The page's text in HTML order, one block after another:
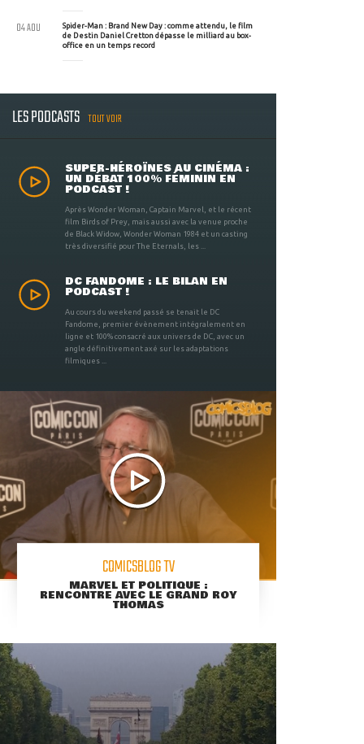
Spider-Man : Brand New Day : comme attendu, le film
de Destin Daniel Cretton dépasse le milliard au box-
office en un temps record
04 AOU
LES PODCASTS TOUT VOIR
SUPER-HÉROÏNES AU CINÉMA :
UN DÉBAT 100% FÉMININ EN
PODCAST !
Après Wonder Woman, Captain Marvel, et le récent
film Birds of Prey, mais aussi avec la venue proche
de Black Widow, Wonder Woman 1984 et un casting
très diversifié pour The Eternals, les ...
DC FANDOME : LE BILAN EN
PODCAST !
Au cours du weekend passé se tenait le DC
Fandome, premier évènement intégralement en
ligne et 100% consacré aux univers de DC, avec un
angle définitivement axé sur les adaptations
filmiques ...
COMICSBLOG TV
MARVEL ET POLITIQUE :
RENCONTRE AVEC LE GRAND ROY
THOMAS